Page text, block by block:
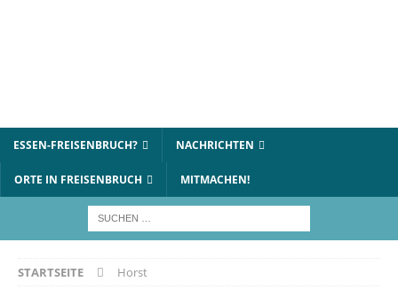
ESSEN-FREISENBRUCH? NACHRICHTEN
ORTE IN FREISENBRUCH MITMACHEN!
STARTSEITE Horst